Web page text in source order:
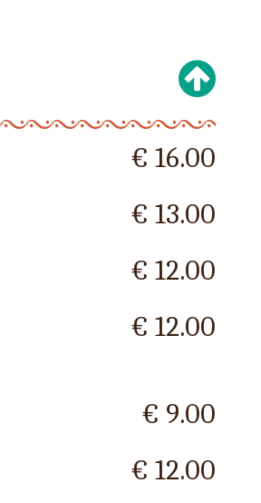
€ 16.00
€ 13.00
€ 12.00
€ 12.00
€ 9.00
€ 12.00